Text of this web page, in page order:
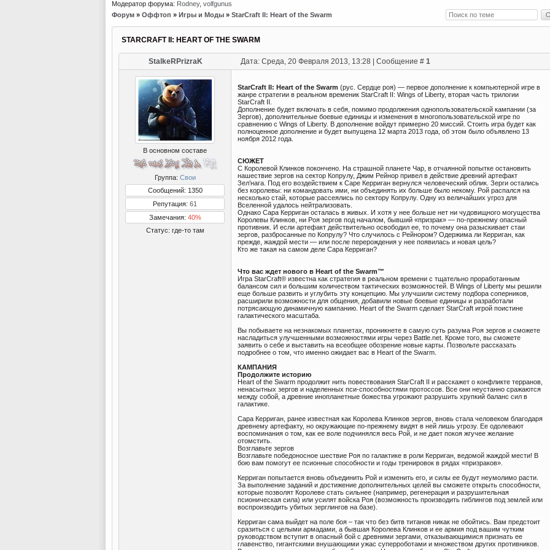
Модератор форума: Rodney, volfgunus
Форум » Оффтоп » Игры и Моды » StarCraft II: Heart of the Swarm
STARCRAFT II: HEART OF THE SWARM
StalkeRPrizraK Дата: Среда, 20 Февраля 2013, 13:28 | Сообщение # 1
В основном составе
Группа: Свои
Сообщений: 1350
Репутация: 61
Замечания: 40%
Статус: где-то там
StarCraft II: Heart of the Swarm (рус. Сердце роя) — первое дополнение к компьютерной игре в
жанре стратегии в реальном временик StarCraft II: Wings of Liberty, вторая часть трилогии
StarCraft II.
Дополнение будет включать в себя, помимо продолжения однопользовательской кампании (за
Зергов), дополнительные боевые единицы и изменения в многопользовательской игре по
сравнению с Wings of Liberty. В дополнение войдут примерно 20 миссий. Стоить игра будет как
полноценное дополнение и будет выпущена 12 марта 2013 года, об этом было объявлено 13
ноября 2012 года.
СЮЖЕТ
С Королевой Клинков покончено. На страшной планете Чар, в отчаянной попытке остановить
нашествие зергов на сектор Копрулу, Джим Рейнор привел в действие древний артефакт
Зел’нага. Под его воздействием к Саре Керриган вернулся человеческий облик. Зерги остались
без королевы: ни командовать ими, ни объединять их больше было некому. Рой распался на
несколько стай, которые рассеялись по сектору Копрулу. Одну из величайших угроз для
Вселенной удалось нейтрализовать.
Однако Сара Керриган осталась в живых. И хотя у нее больше нет ни чудовищного могущества
Королевы Клинков, ни Роя зергов под началом, бывший «призрак» — по-прежнему опасный
противник. И если артефакт действительно освободил ее, то почему она разыскивает стаи
зергов, разбросанные по Копрулу? Что случилось с Рейнором? Одержима ли Керриган, как
прежде, жаждой мести — или после перерождения у нее появилась и новая цель?
Кто же такая на самом деле Сара Керриган?
Что вас ждет нового в Heart of the Swarm™
Игра StarCraft® известна как стратегия в реальном времени с тщательно проработанным
балансом сил и большим количеством тактических возможностей. В Wings of Liberty мы решили
еще больше развить и углубить эту концепцию. Мы улучшили систему подбора соперников,
расширили возможности для общения, добавили новые боевые единицы и разработали
потрясающую динамичную кампанию. Heart of the Swarm сделает StarCraft игрой поистине
галактического масштаба.
Вы побываете на незнакомых планетах, проникнете в самую суть разума Роя зергов и сможете
насладиться улучшенными возможностями игры через Battle.net. Кроме того, вы сможете
заявить о себе и выставить на всеобщее обозрение новые карты. Позвольте рассказать
подробнее о том, что именно ожидает вас в Heart of the Swarm.
КАМПАНИЯ
Продолжите историю
Heart of the Swarm продолжит нить повествования StarCraft II и расскажет о конфликте терранов,
ненасытных зергов и наделенных пси-способностями протоссов. Все они неустанно сражаются
между собой, а древние инопланетные божества угрожают разрушить хрупкий баланс сил в
галактике.
Сара Керриган, ранее известная как Королева Клинков зергов, вновь стала человеком благодаря
древнему артефакту, но окружающие по-прежнему видят в ней лишь угрозу. Ее одолевают
воспоминания о том, как ее воле подчинялся весь Рой, и не дает покоя жгучее желание
отомстить.
Возглавьте зергов
Возглавьте победоносное шествие Роя по галактике в роли Керриган, ведомой жаждой мести! В
бою вам помогут ее псионные способности и годы тренировок в рядах «призраков».
Керриган попытается вновь объединить Рой и изменить его, и силы ее будут неумолимо расти.
За выполнение заданий и достижение дополнительных целей вы сможете открыть способности,
которые позволят Королеве стать сильнее (например, регенерация и разрушительная
псионическая сила) или усилят войска Роя (возможность производить гиблингов под землей или
воспроизводить убитых зерглингов на базе).
Керриган сама выйдет на поле боя – так что без битв титанов никак не обойтись. Вам предстоит
сразиться с целыми армадами, а бывшая Королева Клинков и ее армия под вашим чутким
руководством вступит в опасный бой с древними зергами, отказывающимися признать ее
главенство, гигантскими внушающими ужас суперроботами и множеством других противников.